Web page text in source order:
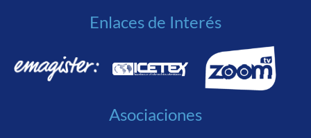
Enlaces de Interés
Asociaciones